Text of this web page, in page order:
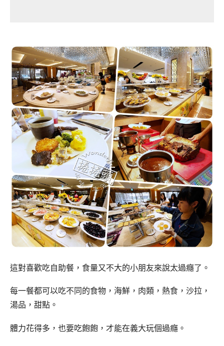
這對喜歡吃自助餐，食量又不大的小朋友來說太過癮了。
每一餐都可以吃不同的食物，海鮮，肉類，熱食，沙拉，
湯品，甜點。
體力花得多，也要吃飽飽，才能在義大玩個過癮。